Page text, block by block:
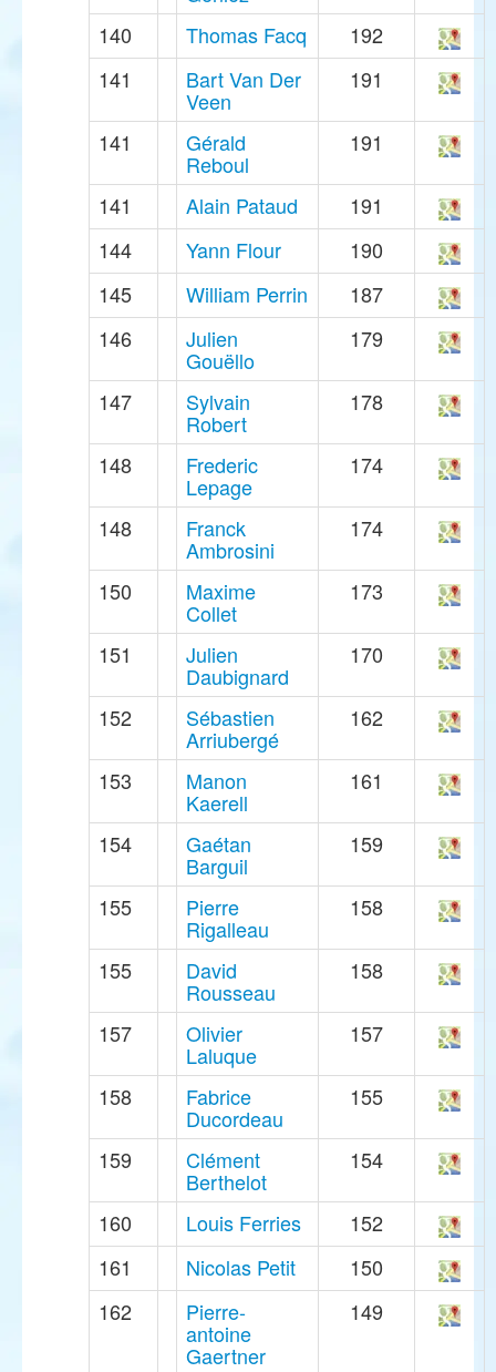
140
Thomas Facq
192
141
Bart Van Der
Veen
191
141 Gérald
Reboul
191
141 Alain Pataud
191
144
Yann Flour
190
145
William Perrin
187
146
Julien
Gouëllo
179
147 Sylvain
Robert
178
148 Frederic
Lepage
174
148 Franck
Ambrosini
174
150 Maxime
Collet
173
151 Julien
Daubignard
170
152 Sébastien
Arriubergé
162
153 Manon
Kaerell
161
154 Gaétan
Barguil
159
155 Pierre
Rigalleau
158
155 David
Rousseau
158
157 Olivier
Laluque
157
158 Fabrice
Ducordeau
155
159 Clément
Berthelot
154
160 Louis Ferries
152
161
Nicolas Petit
150
162
Pierre-
antoine
Gaertner
149